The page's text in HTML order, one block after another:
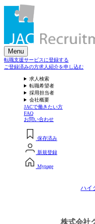
Menu
転職支援サービスに登録する
ご登録済みの方求人紹介を申し込む
求人検索
転職希望者
採用担当者
会社概要
JACで働きたい方
FAQ
お問い合わせ
保存済み
新規登録
Mypage
ハイ
株式会社